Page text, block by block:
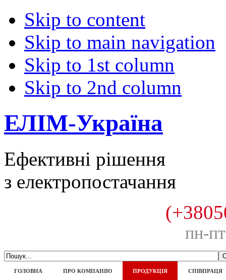
Skip to content
Skip to main navigation
Skip to 1st column
Skip to 2nd column
ЕЛІМ-Україна
Ефективні рішення
з електропостачання
пн-
ГОЛОВНА ПРО КОМПАНІЮ ПРОДУКЦІЯ СПІВПРАЦЯ